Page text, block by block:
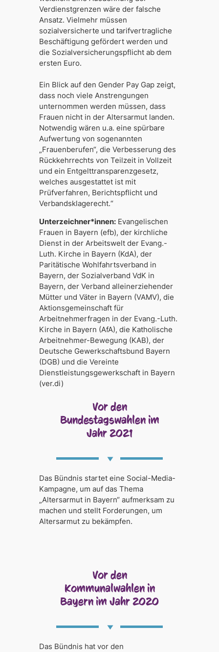
Verdienstgrenzen wäre der falsche
Ansatz. Vielmehr müssen
sozialversicherte und tarifvertragliche
Beschäftigung gefördert werden und
die Sozialversicherungspflicht ab dem
ersten Euro.
Ein Blick auf den Gender Pay Gap zeigt,
dass noch viele Anstrengungen
unternommen werden müssen, dass
Frauen nicht in der Altersarmut landen.
Notwendig wären u.a. eine spürbare
Aufwertung von sogenannten
„Frauenberufen“, die Verbesserung des
Rückkehr­rechts von Teilzeit in Vollzeit
und ein Entgelttransparenzgesetz,
welches ausgestattet ist mit
Prüfverfahren, Berichtspflicht und
Verbandsklagerecht.“
Unterzeichner*innen:Evangelischen
Frauen in Bayern (efb), der kirchliche
Dienst in der Arbeitswelt der Evang.-
Luth. Kirche in Bayern (KdA), der
Paritätische Wohlfahrtsverband in
Bayern, der Sozial­verband VdK in
Bayern, der Verband alleinerziehender
Mütter und Väter in Bayern (VAMV), die
Aktionsgemeinschaft für
Arbeitnehmerfragen in der Evang.-Luth.
Kirche in Bayern (AfA), die Katholische
Arbeitnehmer-Bewegung (KAB), der
Deutsche Gewerkschaftsbund Bayern
(DGB) und die Vereinte
Dienstleistungsgewerkschaft in Bayern
(ver.di)
Vor den
Bundestagswahlen im
Jahr 2021
Das Bündnis startet eine Social-Media-
Kampagne, um auf das Thema
„Altersarmut in Bayern“ aufmerksam zu
machen und stellt Forderungen, um
Altersarmut zu bekämpfen.
Vor den
Kommunalwahlen in
Bayern im Jahr 2020
Das Bündnis hat vor den